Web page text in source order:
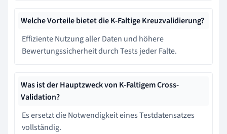
Welche Vorteile bietet die K-Faltige Kreuzvalidierung?
Effiziente Nutzung aller Daten und höhere
Bewertungssicherheit durch Tests jeder Falte.
Was ist der Hauptzweck von K-Faltigem Cross-
Validation?
Es ersetzt die Notwendigkeit eines Testdatensatzes
vollständig.